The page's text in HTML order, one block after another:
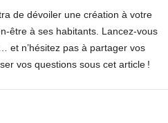
de dévoiler une création à votre
être à ses habitants. Lancez-vous
et n’hésitez pas à partager vos
vos questions sous cet article !